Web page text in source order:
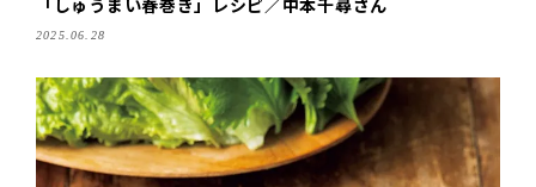
「しゅうまい春巻き」レシピ／中本千尋さん
2025.06.28